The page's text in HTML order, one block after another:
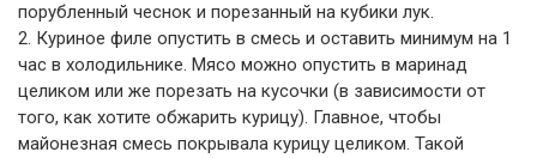
порубленный чеснок и порезанный на кубики лук.
2. Куриное филе опустить в смесь и оставить минимум на 1
час в холодильнике. Мясо можно опустить в маринад
целиком или же порезать на кусочки (в зависимости от
того, как хотите обжарить курицу). Главное, чтобы
майонезная смесь покрывала курицу целиком. Такой